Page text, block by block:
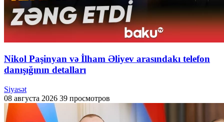
Nikol Paşinyan və İlham Əliyev arasındakı telefon
danışığının detalları
Siyasət
08 августа 2026 39 просмотров